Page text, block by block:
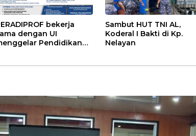
bekerja
dengan UI
Pendidikan
Sambut HUT TNI AL,
Koderal I Bakti di Kp.
Nelayan